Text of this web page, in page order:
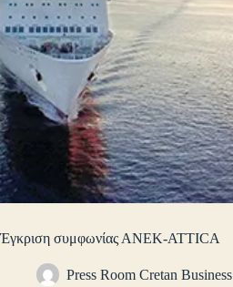
Έγκριση συμφωνίας ΑΝΕΚ-ATTICA
Press Room Cretan Business